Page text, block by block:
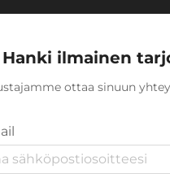
Hanki ilmainen
ottaa sinuun